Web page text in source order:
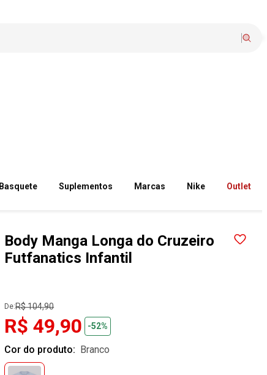
Basquete Suplementos Marcas Nike Outlet
Body Manga Longa do Cruzeiro
Futfanatics Infantil
De:R$ 104,90
R$ 49,90 -52%
Cor do produto: branco